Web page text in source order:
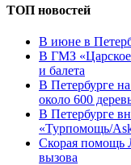
ТОП новостей
В июне в
В ГМЗ
и балета
В Петербурге
около 600
В Петербурге
«Турпомощь/
Скорая помощь
вызова